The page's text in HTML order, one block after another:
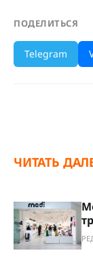
ПОДЕЛИТЬСЯ
Telegram
ЧИТАТЬ